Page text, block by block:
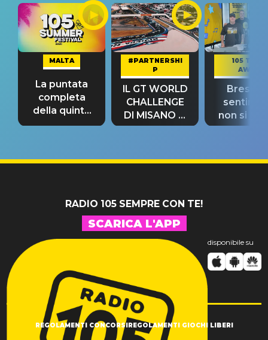
MALTA
La puntata
completa
della quinta
tappa
#PARTNERSHI
P
IL GT WORLD
CHALLENGE
DI MISANO si
riconferma
105 TAKE
AWAY
Bresh:
non si
fino alla
RADIO 105 SEMPRE CON TE!
SCARICA L'APP
disponibile su
REGOLAMENTI CONCORSI REGOLAMENTI GIOCHI LIBERI